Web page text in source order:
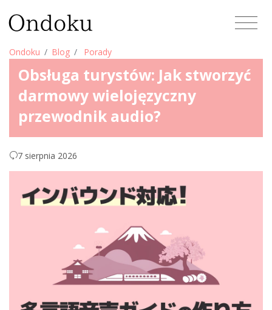
Ondoku Blog Porady
Obsługa turystów: Jak stworzyć
darmowy wielojęzyczny
przewodnik audio?
7 sierpnia 2026